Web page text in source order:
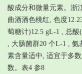
酸成分和微量元素。浙
曲酒酒色桃红, 色度
萄糖计)12.5 gL-1 , 总
, 大肠菌群20 个L-1 ,
素含量适中, 适宜于多
数。表4 参8